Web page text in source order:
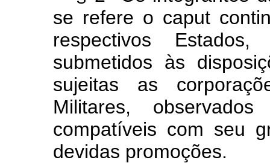
se refere o caput
respectivos
submetidos às
sujeitas as
Militares,
compatíveis com seu
devidas promoções.